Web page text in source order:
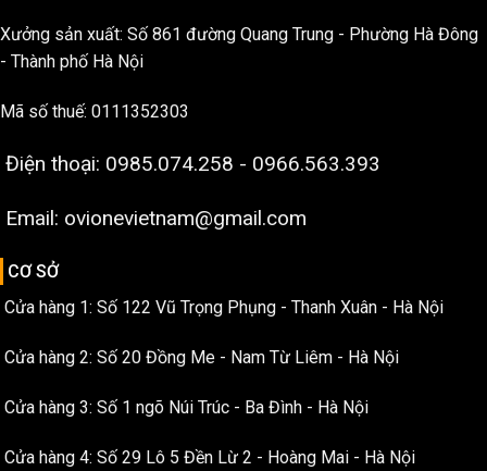
Xưởng sản xuất: Số 861 đường Quang Trung - Phường Hà Đông
- Thành phố Hà Nội
Mã số thuế: 0111352303
Điện thoại: 0985.074.258 - 0966.563.393
Email: ovionevietnam@gmail.com
CƠ SỞ
Cửa hàng 1: Số 122 Vũ Trọng Phụng - Thanh Xuân - Hà Nội
Cửa hàng 2: Số 20 Đồng Me - Nam Từ Liêm - Hà Nội
Cửa hàng 3: Số 1 ngõ Núi Trúc - Ba Đình - Hà Nội
Cửa hàng 4: Số 29 Lô 5 Đền Lừ 2 - Hoàng Mai - Hà Nội